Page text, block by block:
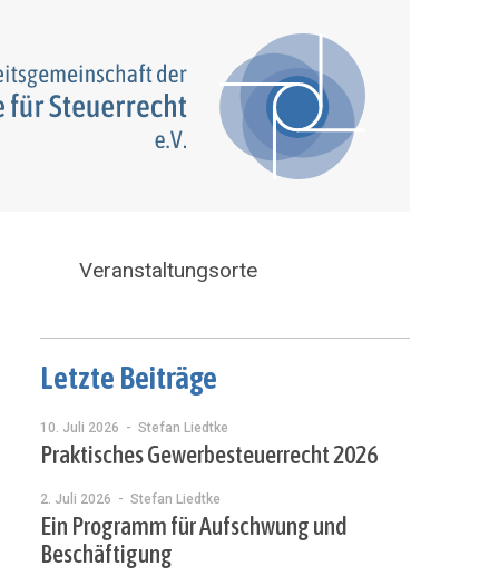
Veranstaltungsorte
Letzte Beiträge
10. Juli 2026 - Stefan Liedtke
Praktisches Gewerbesteuerrecht 2026
2. Juli 2026 - Stefan Liedtke
Ein Programm für Aufschwung und
Beschäftigung